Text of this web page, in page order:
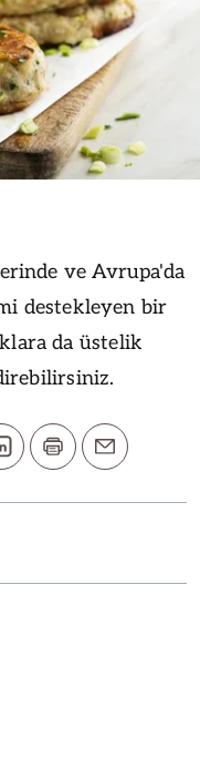
ve Avrupa'da
destekleyen bir
da üstelik